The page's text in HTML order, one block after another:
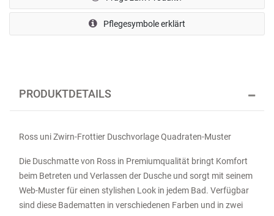
Pflegesymbole erklärt
PRODUKTDETAILS
Ross uni Zwirn-Frottier Duschvorlage Quadraten-Muster
Die Duschmatte von Ross in Premiumqualität bringt Komfort
beim Betreten und Verlassen der Dusche und sorgt mit seinem
Web-Muster für einen stylishen Look in jedem Bad. Verfügbar
sind diese Badematten in verschiedenen Farben und in zwei